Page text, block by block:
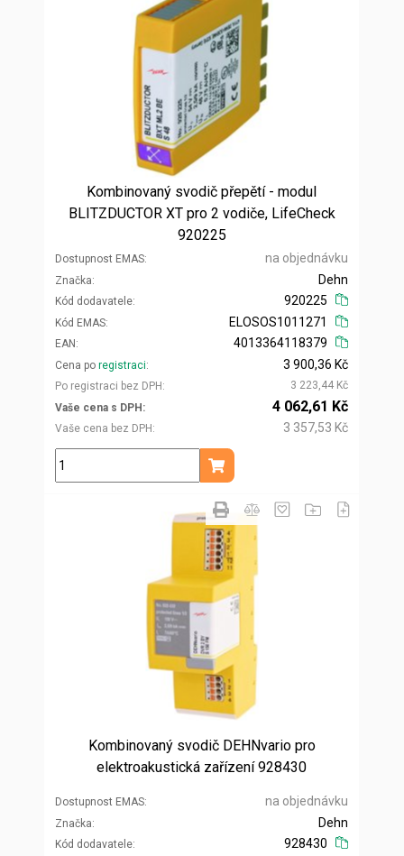
Kombinovaný svodič přepětí - modul
BLITZDUCTOR XT pro 2 vodiče, LifeCheck
920225
Dostupnost EMAS na objednávku
Značka
Kód dodavatele
Dehn
920225
Kód EMAS
EAN
ELOSOS1011271
4013364118379
Cena po registraci
Po registraci bez DPH
3 900,36 Kč
3 223,44 Kč
Vaše cena s DPH
Vaše cena bez DPH
4 062,61 Kč
3 357,53 Kč
ks
Přidat do košíku
Kombinovaný svodič DEHNvario pro
elektroakustická zařízení 928430
Dostupnost EMAS na objednávku
Značka
Kód dodavatele
Dehn
928430